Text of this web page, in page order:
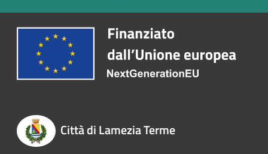
Città di Lamezia Terme